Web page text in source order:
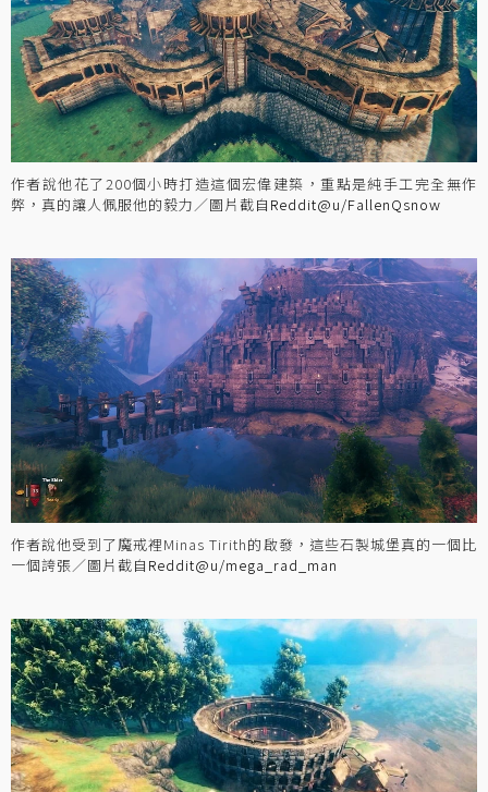
作者說他花了200個小時打造這個宏偉建築，重點是純手工完全無作
弊，真的讓人佩服他的毅力／圖片截自 Reddit@u/FallenQsnow
作者說他受到了魔戒裡Minas Tirith的啟發，這些石製城堡真的一個比
一個誇張／圖片截自 Reddit@u/mega_rad_man